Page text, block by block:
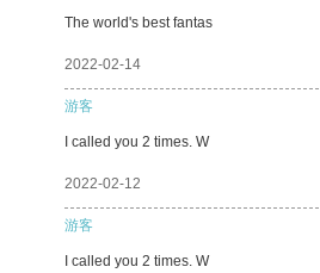
The world's best fantas
2022-02-14
游客
I called you 2 times. W
2022-02-12
游客
I called you 2 times. W